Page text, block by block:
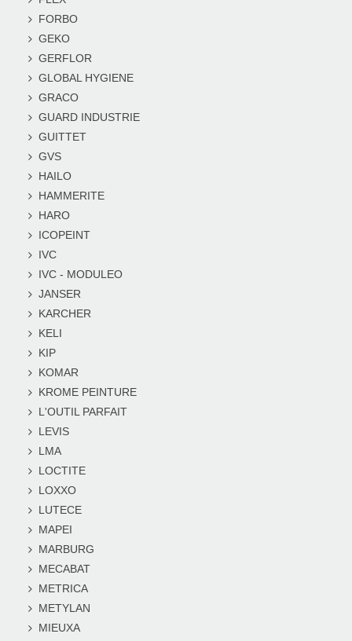
FORBO
GEKO
GERFLOR
GLOBAL HYGIENE
GRACO
GUARD INDUSTRIE
GUITTET
GVS
HAILO
HAMMERITE
HARO
ICOPEINT
IVC
IVC - MODULEO
JANSER
KARCHER
KELI
KIP
KOMAR
KROME PEINTURE
L'OUTIL PARFAIT
LEVIS
LMA
LOCTITE
LOXXO
LUTECE
MAPEI
MARBURG
MECABAT
METRICA
METYLAN
MIEUXA